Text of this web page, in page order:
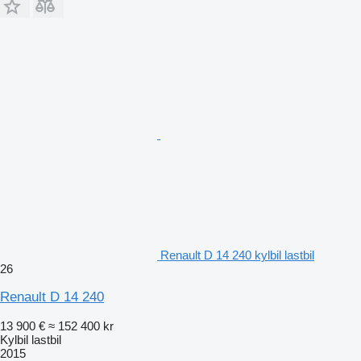
Renault D 14 240 kylbil lastbil
26
Renault D 14 240
13 900 € ≈ 152 400 kr
Kylbil lastbil
2015